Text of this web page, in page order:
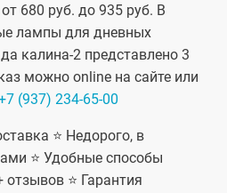
680 руб. до 935 руб. В
лампы для дневных
калина-2 представлено 3
можно online на сайте или
(937) 234-65-00
⭐ Недорого, в
⭐ Удобные способы
⭐ Гарантия